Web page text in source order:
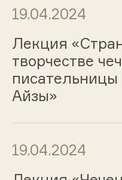
19.04.2024
Лекция
творчестве
писательницы
Айзы»
19.04.2024